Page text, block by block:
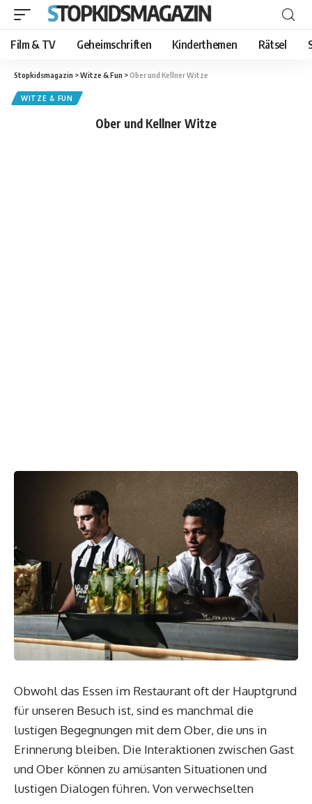
Film & TV Geheimschriften Kinderthemen Rätsel
Stopkidsmagazin >Witze & Fun >Ober und Kellner Witze
WITZE & FUN
Ober und Kellner Witze
Obwohl das Essen im Restaurant oft der Hauptgrund
für unseren Besuch ist, sind es manchmal die
lustigen Begegnungen mit dem Ober, die uns in
Erinnerung bleiben. Die Interaktionen zwischen Gast
und Ober können zu amüsanten Situationen und
lustigen Dialogen führen. Von verwechselten